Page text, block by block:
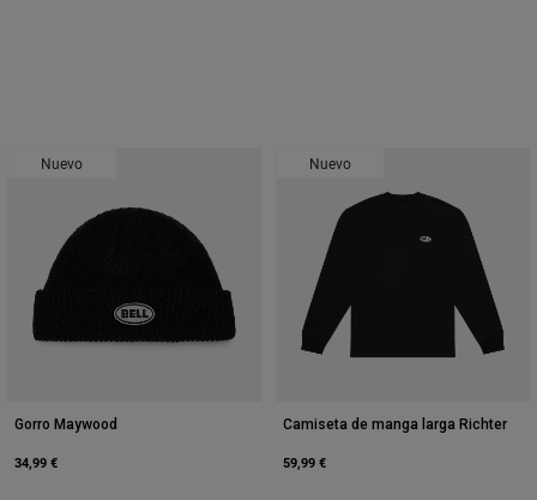
Nuevo
Gorro Maywood
34,99 €
Nuevo
Camiseta de manga larga Richter
59,99 €